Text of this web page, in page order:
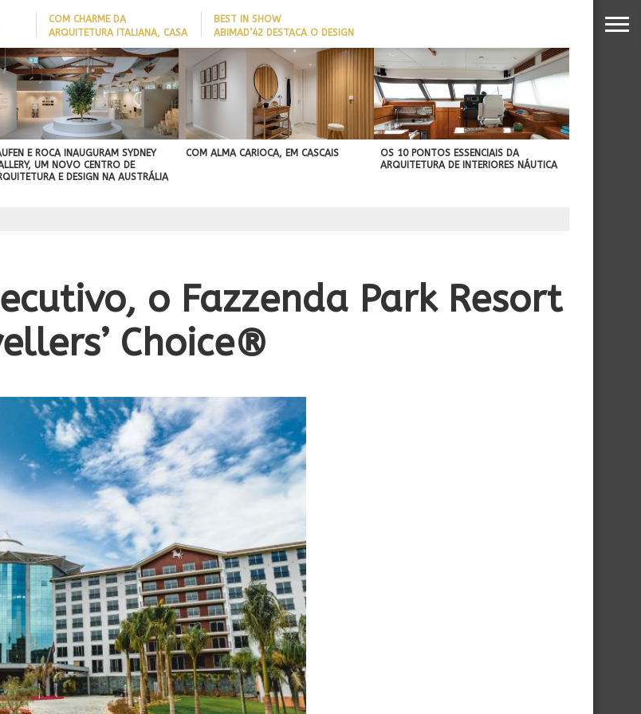
COM CHARME DA
ARQUITETURA ITALIANA, CASA
DE VILA COM 120M² GANHA
‘CARTÃO DE VISITAS’ COM
PAREDE DE TIJOLOS
APARENTES; CONFIRA
BEST IN SHOW
ABIMAD’42 DESTACA O DESIGN
BRASILEIRO E REFORÇA SUA PROJEÇÃO
NO MERCADO INTERNACIONAL
E ROCA INAUGURAM SYDNEY
UM NOVO CENTRO DE
E DESIGN NA AUSTRÁLIA
COM ALMA CARIOCA, EM CASCAIS
OS 10 PONTOS ESSENCIAIS DA
ARQUITETURA DE INTERIORES NÁUTICA
o Fazzenda Park Resort
Choice®